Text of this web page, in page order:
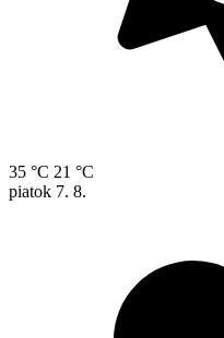
35 °C 21 °C
piatok 7. 8.